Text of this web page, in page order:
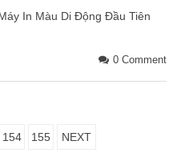
In Màu Di Động Đầu Tiên
0 Comment
154 155 NEXT